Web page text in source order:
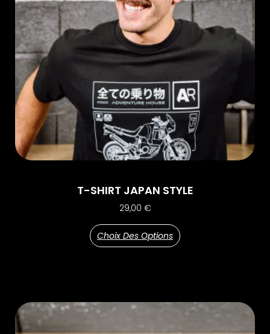
T-SHIRT JAPAN STYLE
29,00 €
Choix Des Options